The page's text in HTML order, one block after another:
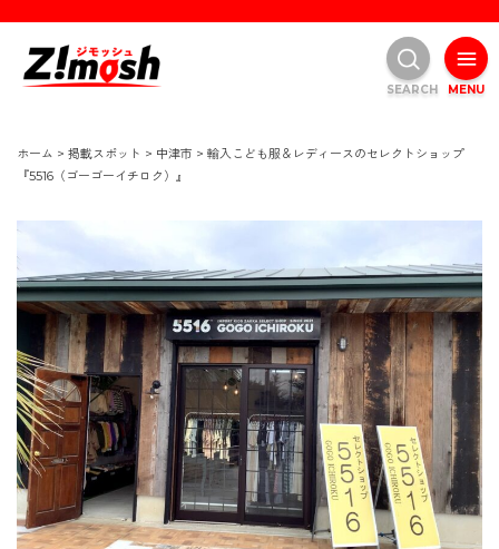
ホーム > 掲載スポット > 中津市 > 輸入こども服＆レディースのセレクトショップ
『5516（ゴーゴーイチロク）』
MENU
SEARCH